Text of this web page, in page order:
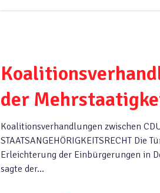
der
Koalitionsverhandlungen zwischen
STAATSANGEHÖRIGKEITSRECHT
Erleichterung der Einbürgerungen in
sagte der…